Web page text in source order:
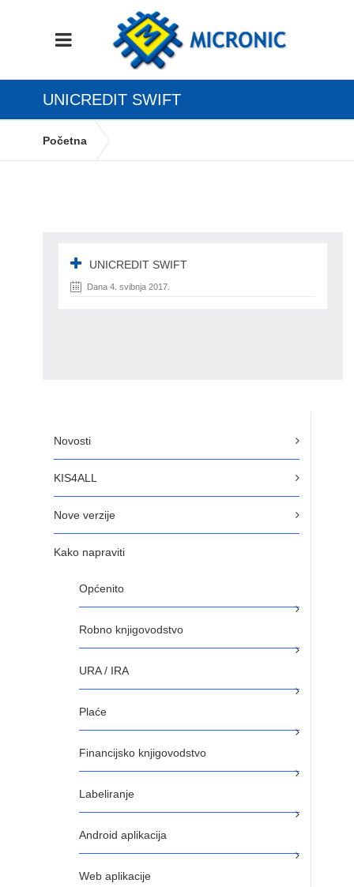
UNICREDIT SWIFT
Početna
Novosti
KIS4ALL
Nove verzije
Kako napraviti
Općenito
Robno knjigovodstvo
URA / IRA
Plaće
Financijsko knjigovodstvo
Labeliranje
Android aplikacija
Web aplikacije
UNICREDIT SWIFT
Dana 4. svibnja 2017.